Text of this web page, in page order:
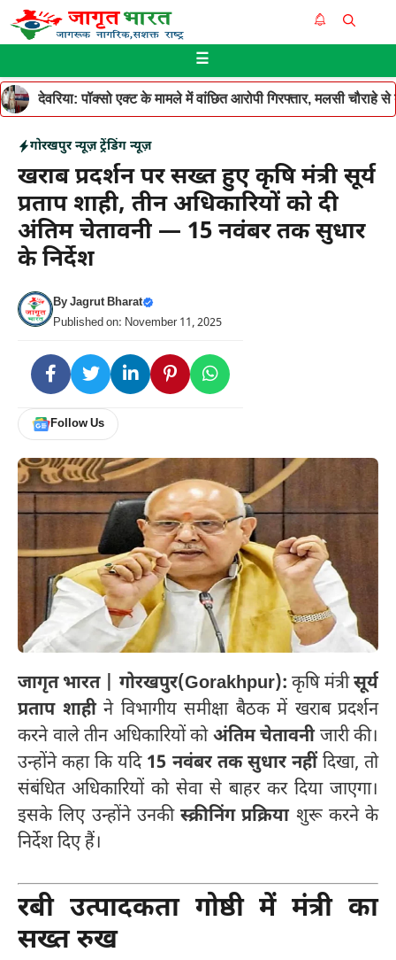
Skip
to
☰
देवरिया: पॉक्सो एक्ट के मामले में वांछित आरोपी गिरफ्तार, मलसी चौराहे
गोरखपुर न्यूज़ ट्रेंडिंग न्यूज़
खराब प्रदर्शन पर सख्त हुए कृषि मंत्री सूर्य
प्रताप शाही, तीन अधिकारियों को दी
अंतिम चेतावनी — 15 नवंबर तक सुधार
के निर्देश
ByJagrut Bharat
Published on: November 11, 2025
Follow Us
जागृत भारत | गोरखपुर(Gorakhpur): कृषि मंत्रीसूर्य
प्रताप शाहीने विभागीय समीक्षा बैठक में खराब प्रदर्शन
करने वाले तीन अधिकारियों कोअंतिम चेतावनीजारी की।
उन्होंने कहा कि यदि 15 नवंबर तक सुधार नहींदिखा, तो
संबंधित अधिकारियों को सेवा से बाहर कर दिया जाएगा।
इसके लिए उन्होंने उनकी स्क्रीनिंग प्रक्रियाशुरू करने के
निर्देश दिए हैं।
रबी उत्पादकता गोष्ठी में मंत्री का
सख्त रुख